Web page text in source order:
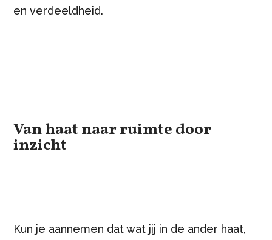
en verdeeldheid.
Van haat naar ruimte door
inzicht
Kun je aannemen dat wat jij in de ander haat,